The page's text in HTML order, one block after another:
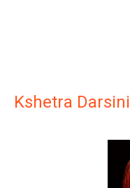
Kshetra Darsini